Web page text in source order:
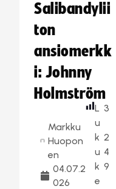
Salibandylii
ton
ansiomerkk
i: Johnny
Holmström
Markku
Huopon
en
04.07.2
026
L
u
k
u
k
e
3
2
4
9